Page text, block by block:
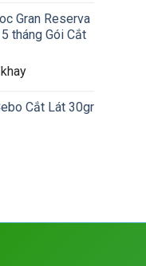
Gran Reserva
tháng Gói Cắt
Cắt Lát 30gr